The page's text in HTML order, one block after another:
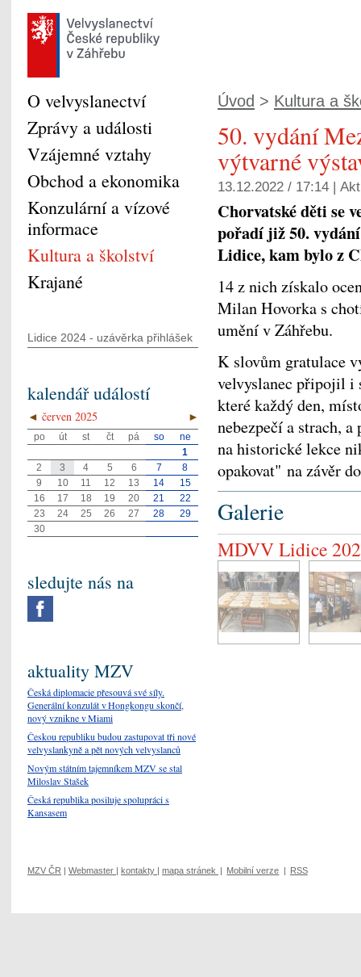
Úvod > Kultura a
50. vydání
výtvarné
13.12.2022 / 17:14 |
Chorvatské děti se
pořadí již 50.
Lidice, kam bylo z
14 z nich získalo
Milan Hovorka s
umění v Záhřebu.
K slovům gratulace
velvyslanec připojil i
které každý den,
nebezpečí a strach,
na historické lekce
opakovat" na závěr
Galerie
MDVV Lidice
O velvyslanectví
Zprávy a události
Vzájemné vztahy
Obchod a ekonomika
Konzulární a vízové
informace
Kultura a školství
Krajané
Lidice 2024 - uzávěrka přihlášek
kalendář událostí
◄ ►
červen 2025
po út st čt pá so
ne
1
2
3 4 5 6 7
8
9
10 11 12 13 14
15
16
17 18 19 20 21
22
23
24 25 26 27 28
29
30
sledujte nás na
aktuality MZV
Česká diplomacie přesouvá své síly.
Generální konzulát v Hongkongu skončí,
nový vznikne v Miami
Českou republiku budou zastupovat tři nové
velvyslankyně a pět nových velvyslanců
Novým státním tajemníkem MZV se stal
Miloslav Stašek
Česká republika posiluje spolupráci s
Kansasem
MZV ČR Webmaster kontakty mapa stránek Mobilní verze RSS